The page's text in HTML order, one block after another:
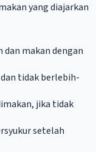
yang diajarkan
makan dengan
tidak berlebih-
jika tidak
setelah